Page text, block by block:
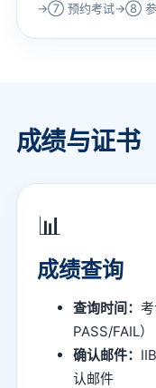
→⑦ 预约考试→⑧ 参
成绩与证书
📊
成绩查询
查询时间：
PASS/FAIL）
确认邮件：
认邮件